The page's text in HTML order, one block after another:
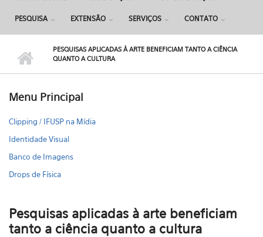
PESQUISA EXTENSÃO SERVIÇOS CONTATO
PESQUISAS APLICADAS À ARTE BENEFICIAM TANTO A CIÊNCIA
QUANTO A CULTURA
Menu Principal
Clipping / IFUSP na Mídia
Identidade Visual
Banco de Imagens
Drops de Física
Pesquisas aplicadas à arte beneficiam
tanto a ciência quanto a cultura